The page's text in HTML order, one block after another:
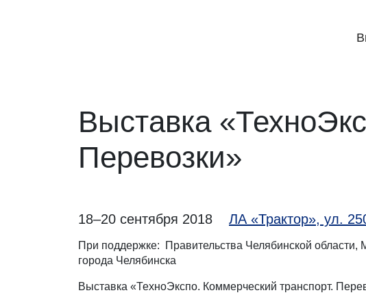
Выставка
Перевозки»
18–20 сентября 2018 ЛА «Трактор», ул.
При поддержке: Правительства Челябинской области,
города Челябинска
Выставка «ТехноЭкспо. Коммерческий транспорт.